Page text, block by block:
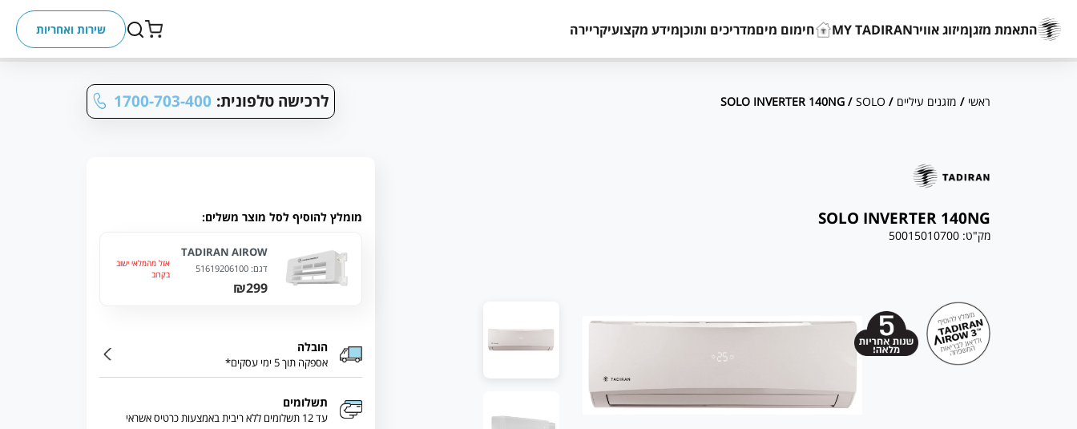
התאמת מזגןמיזוג אווירMY TADIRAN חימום מיםמדריכים ותוכןמידע מקצועיקריירה שירות ואחריות
ראשי / מזגנים עיליים /
SOLO
/ SOLO INVERTER 140NG
1700-703-400 לרכישה טלפונית:
SOLO INVERTER 140NG
מק"ט:50015010700
מומלץ להוסיף לסל מוצר משלים:
TADIRAN AIROW
דגם: 51619206100
₪299
אזל מהמלאי ישוב
בקרוב
הובלה
אספקה תוך 5 ימי עסקים*
תשלומים
עד 12 תשלומים ללא ריבית באמצעות כרטיס אשראי